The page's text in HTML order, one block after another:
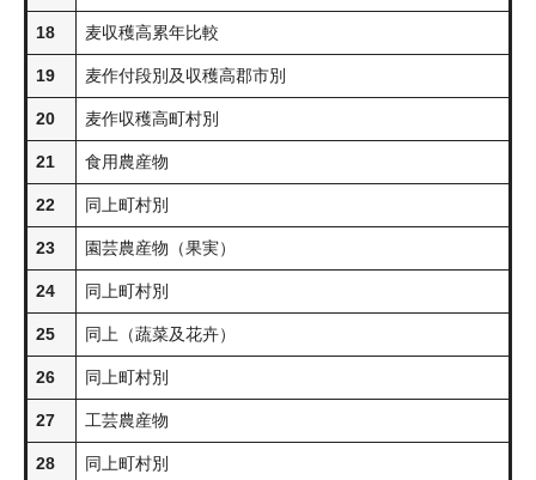
18 麦収穫高累年比較
19 麦作付段別及収穫高郡市別
20 麦作収穫高町村別
21 食用農産物
22 同上町村別
23 園芸農産物（果実）
24 同上町村別
25 同上（蔬菜及花卉）
26 同上町村別
27 工芸農産物
28 同上町村別